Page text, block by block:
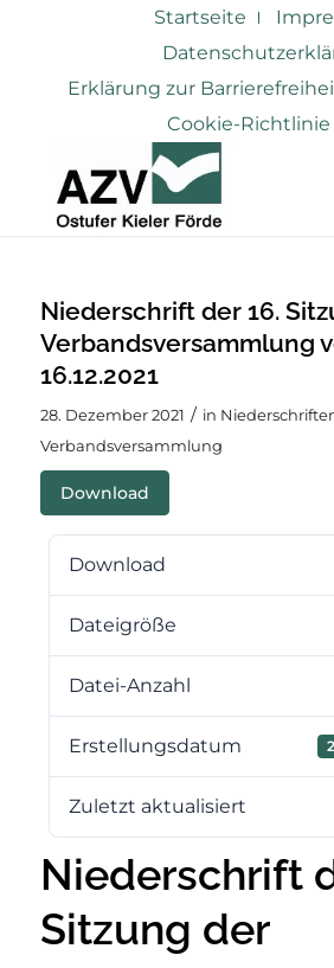
Startseite
Erklärung zur
Cookie-Richtlinie
Niederschrift der 16.
Verbandsversammlung
16.12.2021
28. Dezember 2021 / in
Verbandsversammlung
Download
Download
Dateigröße
Datei-Anzahl
Erstellungsdatum
Zuletzt aktualisiert
Niederschrift
Sitzung der